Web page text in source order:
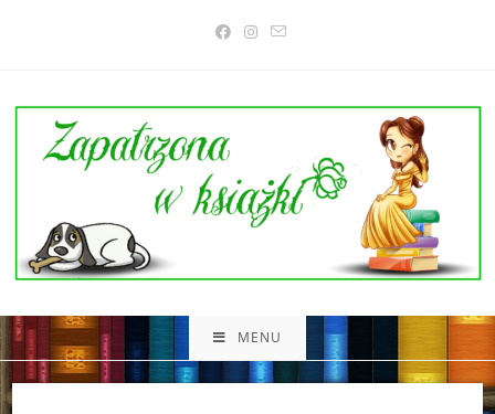
MENU